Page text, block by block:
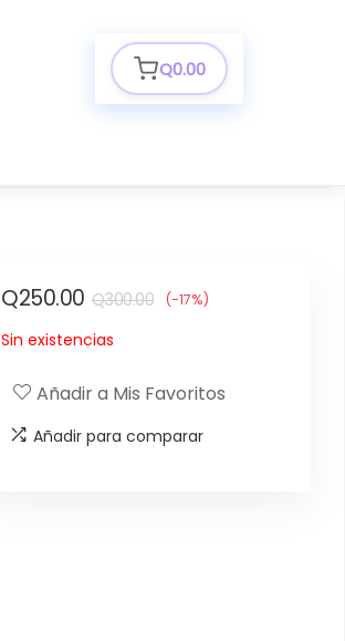
Q0.00
Q300.00El
era:
Q250.00
El
es:
(-17%)
Sin existencias
Añadir a Mis Favoritos
Añadir para comparar